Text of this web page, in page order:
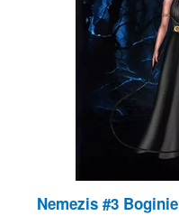
Nemezis #3 Boginie